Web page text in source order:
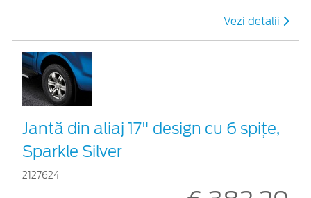
Vezi detalii
Jantă din aliaj 17" design cu 6 spițe,
Sparkle Silver
2127624